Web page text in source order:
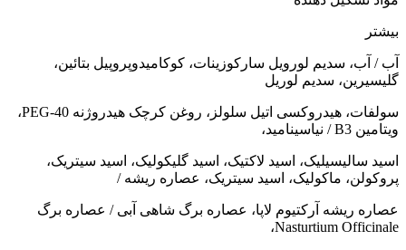
بیشتر
آب / آب، سدیم لورویل سارکوزینات، کوکامیدوپروپیل بتائین،
گلیسیرین، سدیم لوریل
سولفات، هیدروکسی اتیل سلولز، روغن کرچک هیدروژنه PEG-40،
ویتامین B3 / نیاسینامید،
اسید سالیسیلیک، اسید لاکتیک، اسید گلیکولیک، اسید سیتریک،
پروکولن، ماکولیک، اسید سیتریک، عصاره ریشه /
عصاره ریشه آرکتیوم لاپا، عصاره برگ شاهی آبی / عصاره برگ
Nasturtium Officinale،